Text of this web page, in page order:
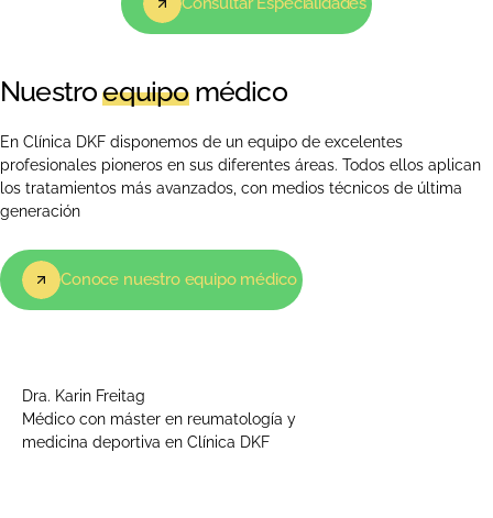
Nuestroequipomédico
En Clínica DKF disponemos de un equipo de excelentes
profesionales pioneros en sus diferentes áreas. Todos ellos aplican
los tratamientos más avanzados, con medios técnicos de última
generación
Conoce nuestro equipo médico
Dra. Karin Freitag
Médico con máster en reumatología y
medicina deportiva en Clínica DKF